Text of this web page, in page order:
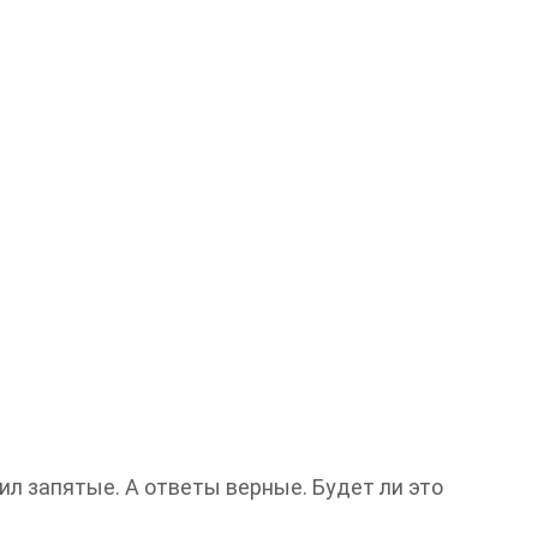
запятые. А ответы верные. Будет ли это